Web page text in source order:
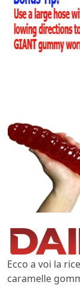
Ecco a voi la
caramelle